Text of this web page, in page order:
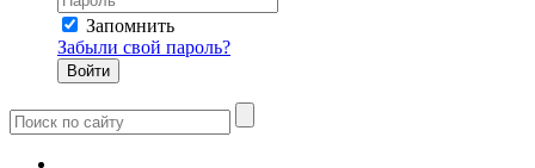
Запомнить
Забыли свой пароль?